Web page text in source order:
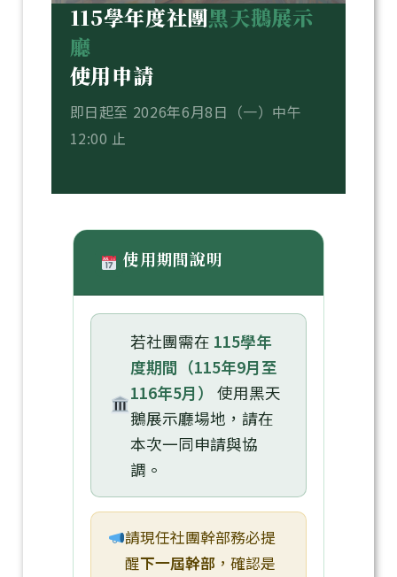
115學年度社團黑天鵝展示
廳
使用申請
即日起至 2026年6月8日（一）中午
12:00 止
使用期間說明
若社團需在 115學年
度期間（115年9月至
116年5月）
使用黑天
鵝展示廳場地，請在
本次一同申請與協
調。
請現任社團幹部務必提
醒下一屆幹部 ，確認是